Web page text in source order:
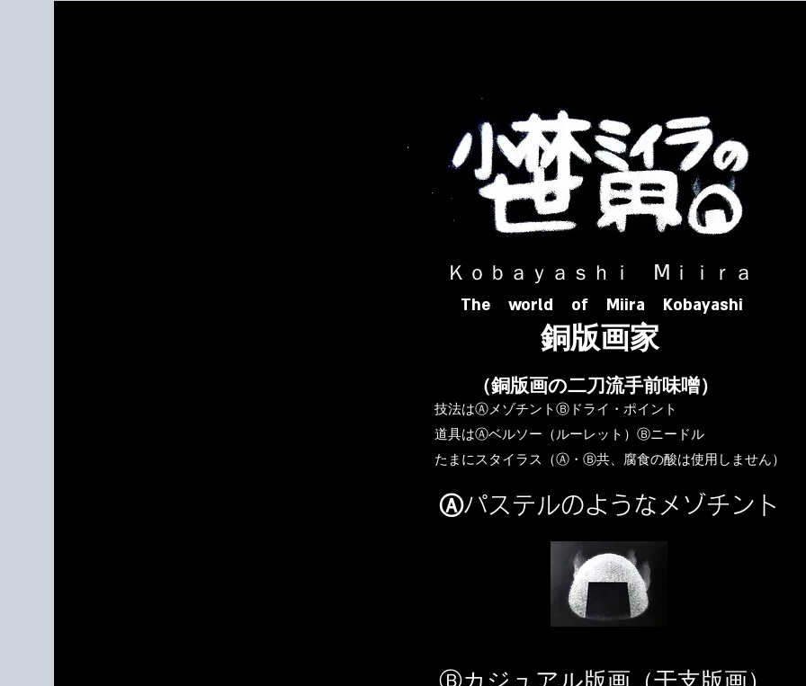
​ Ｋｏｂａｙａｓｈｉ Ⅿｉｉｒａ​
The world of Miira Kobayashi
​銅版画家
​（銅版画の二刀流手前味噌）
​技法はⒶメゾチントⒷドライ・ポイント
道具はⒶベルソー（ルーレット）Ⓑニードル
​たまにスタイラス（Ⓐ・Ⓑ共、腐食の酸は使用しません）
Ⓐパステルのようなメゾチント